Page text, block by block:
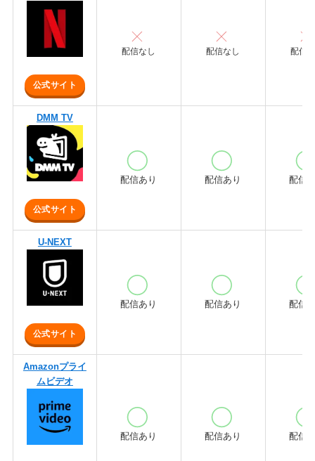
公式サイト
配信なし 配信なし 配信
DMM TV
公式サイト
配信あり 配信あり 配信
U-NEXT
公式サイト
配信あり 配信あり 配信
Amazonプライ
ムビデオ
配信あり 配信あり 配信